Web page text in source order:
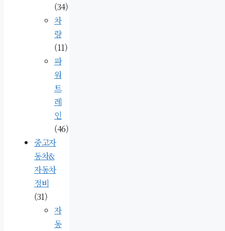
(34)
차
량
(11)
파
워
트
레
인
(46)
중고자
동차&
자동차
정비
(31)
자
동